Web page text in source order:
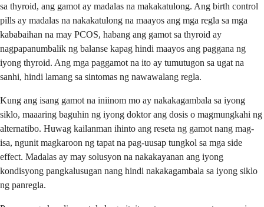
sa thyroid, ang gamot ay madalas na makakatulong. Ang birth control
pills ay madalas na nakakatulong na maayos ang mga regla sa mga
kababaihan na may PCOS, habang ang gamot sa thyroid ay
nagpapanumbalik ng balanse kapag hindi maayos ang paggana ng
iyong thyroid. Ang mga paggamot na ito ay tumutugon sa ugat na
sanhi, hindi lamang sa sintomas ng nawawalang regla.
Kung ang isang gamot na iniinom mo ay nakakagambala sa iyong
siklo, maaaring baguhin ng iyong doktor ang dosis o magmungkahi ng
alternatibo. Huwag kailanman ihinto ang reseta ng gamot nang mag-
isa, ngunit magkaroon ng tapat na pag-uusap tungkol sa mga side
effect. Madalas ay may solusyon na nakakayanan ang iyong
kondisyong pangkalusugan nang hindi nakakagambala sa iyong siklo
ng panregla.